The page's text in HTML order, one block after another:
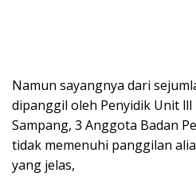
Namun sayangnya dari
dipanggil oleh Penyidik Unit
Sampang, 3 Anggota Badan
tidak memenuhi panggilan
yang jelas,